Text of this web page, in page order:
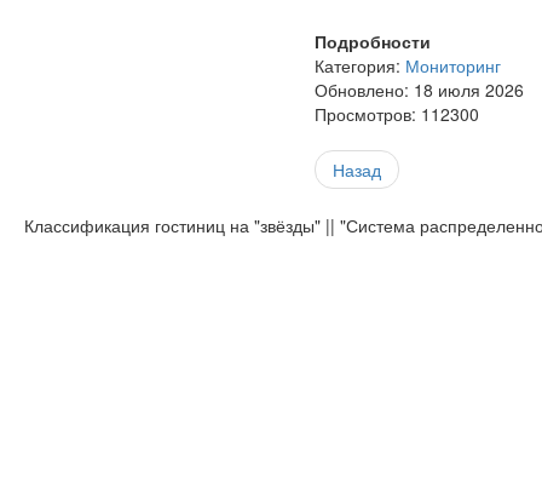
Подробности
Категория: Мониторинг
Обновлено: 18 июля 2026
Просмотров: 112300
Назад
Классификация гостиниц на "звёзды" || "Система